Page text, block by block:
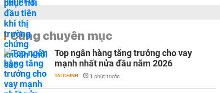
Cùng chuyên mục
Top ngân hàng tăng trưởng cho vay
mạnh nhất nửa đầu năm 2026
TÀI CHÍNH - 1 phút trước